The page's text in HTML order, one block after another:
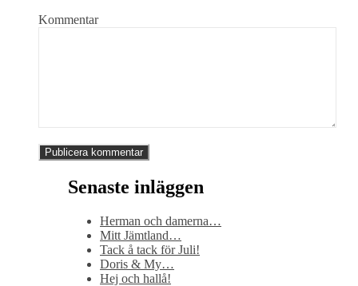
Kommentar
Senaste inläggen
Herman och damerna…
Mitt Jämtland…
Tack å tack för Juli!
Doris & My…
Hej och hallå!